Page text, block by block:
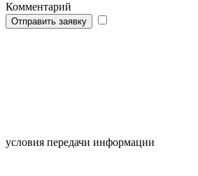
Комментарий
Отправить заявку
условия передачи информации